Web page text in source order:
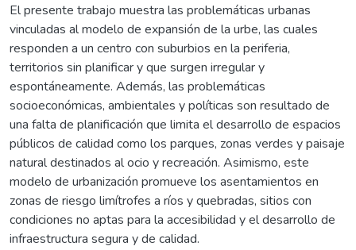
El presente trabajo muestra las problemáticas urbanas
vinculadas al modelo de expansión de la urbe, las cuales
responden a un centro con suburbios en la periferia,
territorios sin planificar y que surgen irregular y
espontáneamente. Además, las problemáticas
socioeconómicas, ambientales y políticas son resultado de
una falta de planificación que limita el desarrollo de espacios
públicos de calidad como los parques, zonas verdes y paisaje
natural destinados al ocio y recreación. Asimismo, este
modelo de urbanización promueve los asentamientos en
zonas de riesgo limítrofes a ríos y quebradas, sitios con
condiciones no aptas para la accesibilidad y el desarrollo de
infraestructura segura y de calidad.